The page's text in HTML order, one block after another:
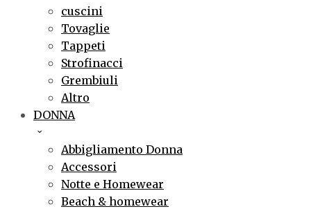
cuscini
Tovaglie
Tappeti
Strofinacci
Grembiuli
Altro
DONNA
Abbigliamento Donna
Accessori
Notte e Homewear
Beach & homewear